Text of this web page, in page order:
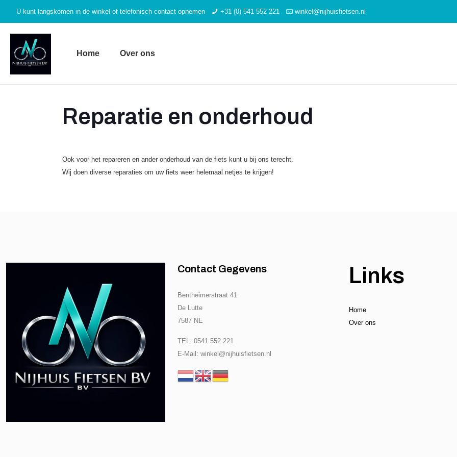
U kunt langskomen in de winkel of telefonisch contact opnemen +31 (0) 541 552 221 winkel@nijhuisfietsen.nl
Home Over ons
Reparatie en onderhoud
Ook voor het repareren en ander onderhoud van de fiets kunt u bij ons terecht.
Wij doen diverse reparaties om uw fiets weer helemaal netjes te krijgen!
Contact Gegevens
Bentheimerstraat 41
De Lutte
7587 NE
TEL: 0541 552 221
E-Mail: winkel@nijhuisfietsen.nl
Links
Home
Over ons